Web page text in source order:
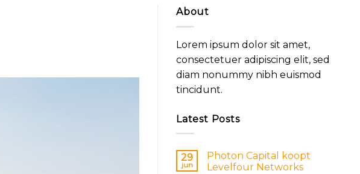
About
Lorem ipsum dolor sit amet,
consectetuer adipiscing elit, sed
diam nonummy nibh euismod
tincidunt.
Latest Posts
29
jun
Photon Capital koopt
Levelfour Networks